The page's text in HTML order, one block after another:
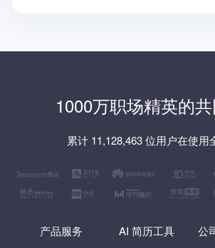
1000万职场精英的
累计 11,128,463 位用户在使用
产品服务 AI 简历工具 公